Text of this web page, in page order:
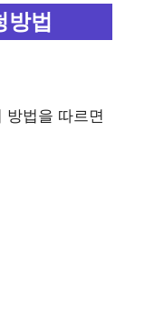
방법
방법을 따르면